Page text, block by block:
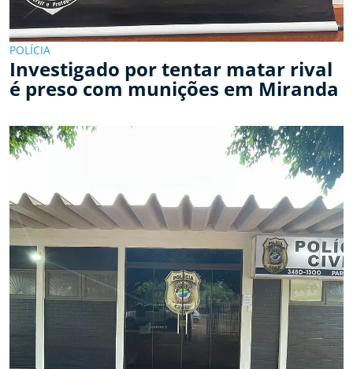
POLÍCIA
Investigado por tentar matar rival
é preso com munições em Miranda